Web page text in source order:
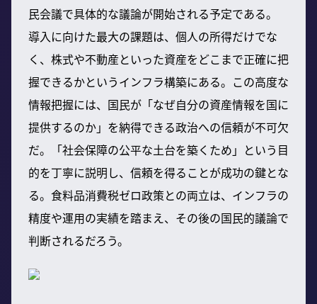
民会議で具体的な議論が開始される予定である。
導入に向けた最大の課題は、個人の所得だけでな
く、株式や不動産といった資産をどこまで正確に把
握できるかというインフラ構築にある。この高度な
情報把握には、国民が「なぜ自分の資産情報を国に
提供するのか」を納得できる政治への信頼が不可欠
だ。「社会保障の公平な土台を築くため」という目
的を丁寧に説明し、信頼を得ることが成功の鍵とな
る。食料品消費税ゼロ政策との両立は、インフラの
精度や運用の実績を踏まえ、その後の国民的議論で
判断されるだろう。